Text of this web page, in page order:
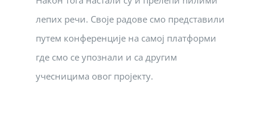
лепих речи. Своје радове смо представили
путем конференције на самој платформи
где смо се упознали и са другим
учесницима овог пројекту.